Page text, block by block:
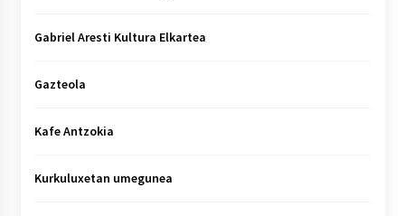
Gabriel Aresti Kultura Elkartea
Gazteola
Kafe Antzokia
Kurkuluxetan umegunea